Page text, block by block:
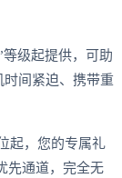
级起提供，可助
间紧迫、携带重
起，您的专属礼
先通道，完全无